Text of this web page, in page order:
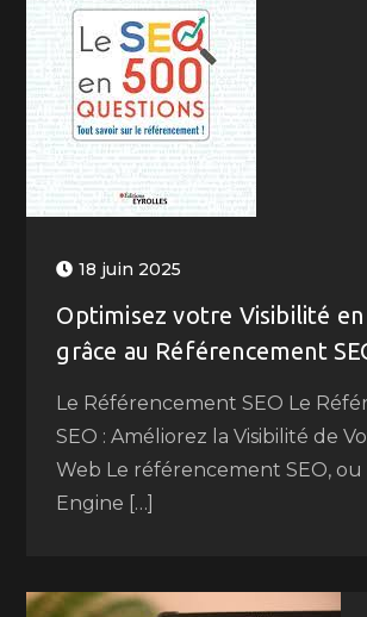
18 juin 2025
Optimisez votre Visibilité en
grâce au Référencement
Le Référencement SEO Le
SEO : Améliorez la Visibilité de
Web Le référencement SEO, ou
Engine […]